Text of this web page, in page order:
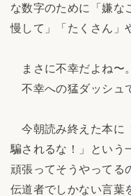
な数字のために「嫌な
慢して」「たくさん
まさに不幸だよね〜。
不幸への猛ダッシュ
今朝読み終えた本に
騙されるな！」という
頑張ってそうやってる
伝道者でしかない言葉